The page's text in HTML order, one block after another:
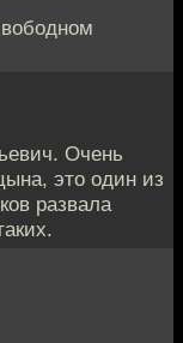
Очень
это один из
развала